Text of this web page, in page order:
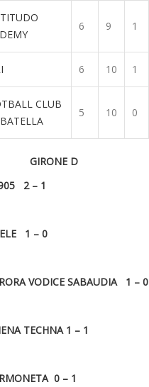
6 9 1
6 10 1
CLUB
5 10 0
GIRONE D
2 – 1
1 – 0
VODICE SABAUDIA 1 – 0
TECHNA 1 – 1
0 – 1